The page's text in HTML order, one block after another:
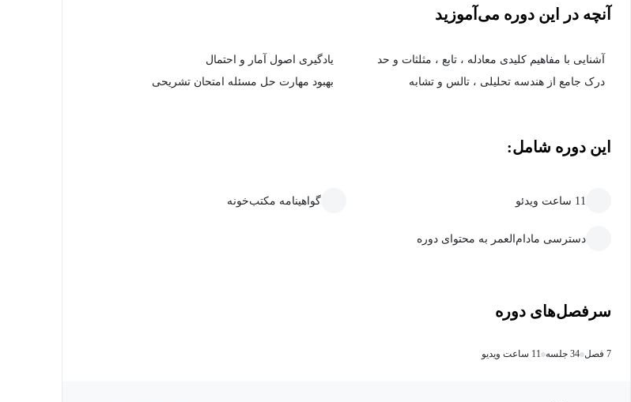
آنچه در این دوره می‌آموزید
آشنایی با مفاهیم کلیدی معادله ، تابع ، مثلثات و حد
یادگیری اصول آمار و احتمال
درک جامع از هندسه تحلیلی ، تالس و تشابه
بهبود مهارت حل مسئله امتحان تشریحی
این دوره شامل:
11 ساعت ویدئو گواهینامه مکتب‌خونه
دسترسی مادام‌العمر به محتوای دوره
سرفصل‌های دوره
7 فصل 34 جلسه 11 ساعت ویدیو